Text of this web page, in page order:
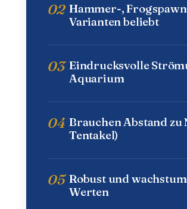
02 Hammer-,
Varianten beliebt
03 Eindrucksvolle
Aquarium
04 Brauchen Abstand zu
Tentakel)
05 Robust und
Werten